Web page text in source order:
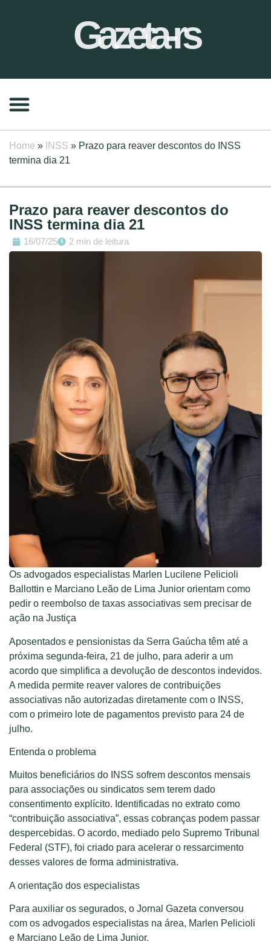
Gazeta-rs
Home » INSS » Prazo para reaver descontos do INSS
termina dia 21
Prazo para reaver descontos do
INSS termina dia 21
16/07/25 2 min de leitura
Os advogados especialistas Marlen Lucilene Pelicioli
Ballottin e Marciano Leão de Lima Junior orientam como
pedir o reembolso de taxas associativas sem precisar de
ação na Justiça
Aposentados e pensionistas da Serra Gaúcha têm até a
próxima segunda-feira, 21 de julho, para aderir a um
acordo que simplifica a devolução de descontos indevidos.
A medida permite reaver valores de contribuições
associativas não autorizadas diretamente com o INSS,
com o primeiro lote de pagamentos previsto para 24 de
julho.
Entenda o problema
Muitos beneficiários do INSS sofrem descontos mensais
para associações ou sindicatos sem terem dado
consentimento explícito. Identificadas no extrato como
“contribuição associativa”, essas cobranças podem passar
despercebidas. O acordo, mediado pelo Supremo Tribunal
Federal (STF), foi criado para acelerar o ressarcimento
desses valores de forma administrativa.
A orientação dos especialistas
Para auxiliar os segurados, o Jornal Gazeta conversou
com os advogados especialistas na área, Marlen Pelicioli
e Marciano Leão de Lima Junior.